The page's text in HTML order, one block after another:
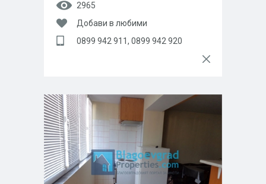
2965
Добави в любими
0899 942 911, 0899 942 920